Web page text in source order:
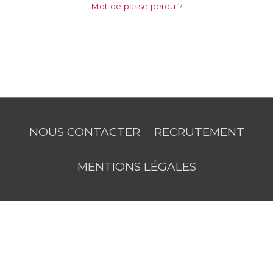
Mot de passe perdu ?
NOUS CONTACTER RECRUTEMENT
MENTIONS LÉGALES